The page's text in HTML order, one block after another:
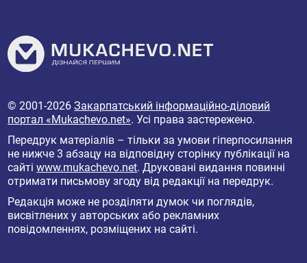
© 2001-2026Закарпатський інформаційно-діловий
портал «Mukachevo.net». Усі права застережено.
Передрук матеріалів – тільки за умови гіперпосилання
не нижче 3 абзацу на відповідну сторінку публікації на
сайтіwww.mukachevo.net. Друковані видання повинні
отримати письмову згоду від редакції на передрук.
Редакція може не розділяти думок чи поглядів,
висвітлених у авторських або рекламних
повідомленнях, розміщених на сайті.